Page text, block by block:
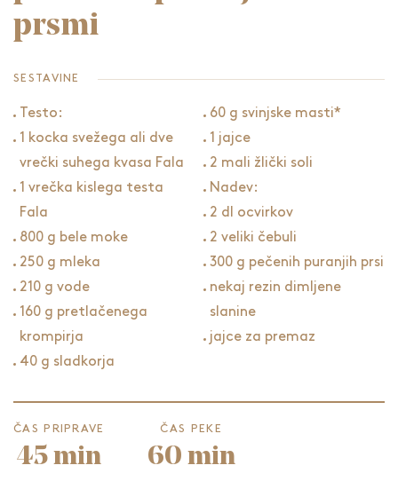
prsmi
SESTAVINE
Testo:
1 kocka svežega ali dve
vrečki suhega kvasa Fala
1 vrečka kislega testa
Fala
800 g bele moke
250 g mleka
210 g vode
160 g pretlačenega
krompirja
40 g sladkorja
60 g svinjske masti*
1 jajce
2 mali žlički soli
Nadev:
2 dl ocvirkov
2 veliki čebuli
300 g pečenih puranjih prsi
nekaj rezin dimljene
slanine
jajce za premaz
ČAS PRIPRAVE
45 min
ČAS PEKE
60 min